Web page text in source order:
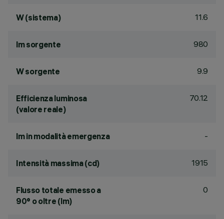
W (sistema) 11.6
lm sorgente 980
W sorgente 9.9
Efficienza luminosa
(valore reale)
70.12
lm in modalità emergenza -
Intensità massima (cd) 1915
Flusso totale emesso a
90° o oltre (lm)
0